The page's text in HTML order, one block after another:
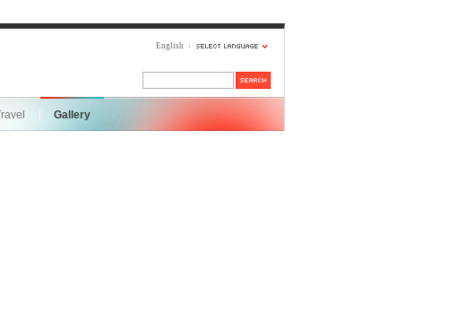
English
Gallery